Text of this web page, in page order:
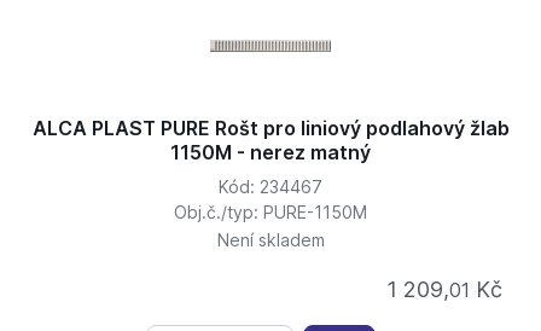
ALCA PLAST PURE Rošt pro liniový podlahový žlab
1150M - nerez matný
Kód: 234467
Obj.č./typ: PURE-1150M
Není skladem
1 209,01 Kč